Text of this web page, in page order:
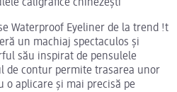
caligrafice chinezești
Waterproof Eyeliner de la trend !t
un machiaj spectaculos și
său inspirat de pensulele
de contur permite trasarea unor
o aplicare și mai precisă pe